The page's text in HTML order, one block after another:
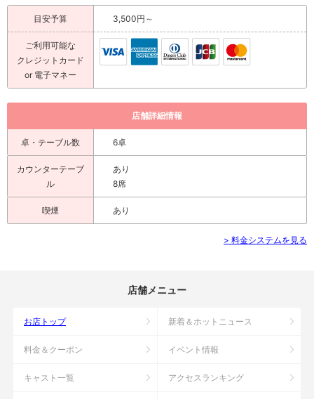
目安予算 3,500円～
ご利用可能な
クレジットカード
or 電子マネー
店舗詳細情報
卓・テーブル数 6卓
カウンターテーブ
ル
あり
8席
喫煙 あり
> 料金システムを見る
店舗メニュー
お店トップ 新着＆ホットニュース
料金＆クーポン イベント情報
キャスト一覧 アクセスランキング